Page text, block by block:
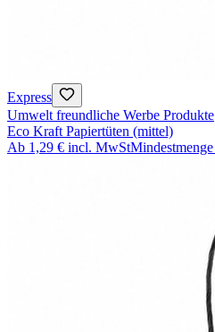
Express
Umwelt freundliche Werbe Produkte
Eco Kraft Papiertüten (mittel)
Ab 1,29 € incl. MwStMindestmenge